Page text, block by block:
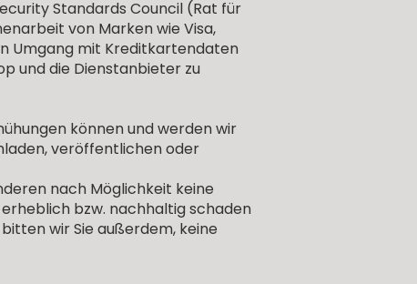
Standards Council (Rat für
von Marken wie Visa,
Umgang mit Kreditkartendaten
und die Dienstanbieter zu
können und werden wir
veröffentlichen oder
nach Möglichkeit keine
bzw. nachhaltig schaden
wir Sie außerdem, keine